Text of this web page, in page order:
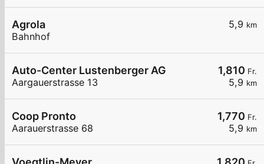
5,9 km
Agrola
Bahnhof
1,810 Fr.
5,9 km
Auto-Center Lustenberger AG
Aargauerstrasse 13
1,770 Fr.
5,9 km
Coop Pronto
Aarauerstrasse 68